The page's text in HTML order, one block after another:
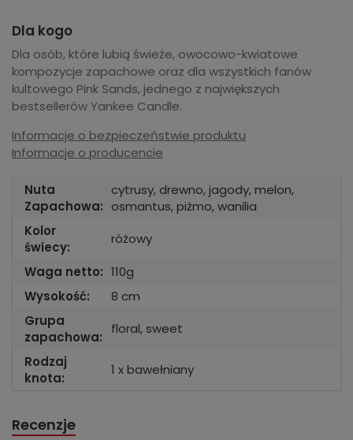
Dla kogo
Dla osób, które lubią świeże, owocowo-kwiatowe
kompozycje zapachowe oraz dla wszystkich fanów
kultowego Pink Sands, jednego z największych
bestsellerów Yankee Candle.
Informacje o bezpieczeństwie produktu
Informacje o producencie
Nuta
Zapachowa:
cytrusy, drewno, jagody, melon,
osmantus, piżmo, wanilia
Kolor
świecy:
różowy
Waga netto: 110g
Wysokość:
8 cm
Grupa
zapachowa:
floral, sweet
Rodzaj
knota:
1 x bawełniany
Recenzje